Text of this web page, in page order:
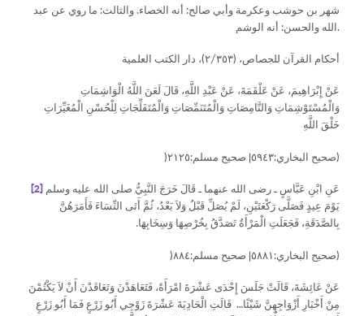
شهر بن حوشب وعكرمة وأبي صالح: أنه الخصاء. والثالث: ما روي عن عبد
الله والحسن: أنه الوشم.
أحكام القرآن للجصاص، (٢/٣٥٣)، دار الكتب العلمية
وَالْمُسْتَوْشِمَاتِ وَالنَّامِصَاتِ وَالْمُتَنَمِّصَاتِ وَالْمُتَفَلِّجَاتِ لِلْحُسْنِ الْمُغَيِّرَاتِ
خَلْقَ اللَّهِ
)صحيح البخاري:٥٩٤٣| صحيح مسلم:٢١٢٥)
[2] عَنِ ابْنِ عَبَّاسٍ ـ رضى الله عنهما ـ قَالَ خَرَجَ النَّبِيُّ صلى الله عليه وسلم
يَوْمَ عِيدٍ فَصَلَّى رَكْعَتَيْنِ، لَمْ يُصَلِّ قَبْلُ وَلاَ بَعْدُ، ثُمَّ أَتَى النِّسَاءَ فَأَمَرَهُنَّ
بِالصَّدَقَةِ، فَجَعَلَتِ الْمَرْأَةُ تَصَدَّقُ بِخُرْصِهَا وَسِخَابِهَا‏.‏
)صحيح البخاري:٥٨٨١| صحيح مسلم:٨٨٤)
عَنْ عَائِشَةَ، قَالَتْ جَلَسَ إِحْدَى عَشْرَةَ امْرَأَةً، فَتَعَاهَدْنَ وَتَعَاقَدْنَ أَنْ لاَ يَكْتُمْنَ
مِنْ أَخْبَارِ أَزْوَاجِهِنَّ شَيْئًا… قَالَتِ الْحَادِيَةَ عَشْرَةَ زَوْجِي أَبُو زَرْعٍ فَمَا أَبُو زَرْعٍ